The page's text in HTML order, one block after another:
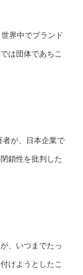
界中でブランド
は団体であちこ
者が、日本企業で
鎖性を批判した
、いつまでたっ
けようとしたこ